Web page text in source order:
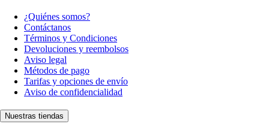
¿Quiénes somos?
Contáctanos
Términos y Condiciones
Devoluciones y reembolsos
Aviso legal
Métodos de pago
Tarifas y opciones de envío
Aviso de confidencialidad
Nuestras tiendas